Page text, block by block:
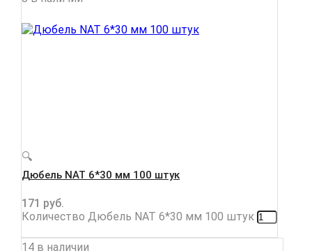
🔍
Дюбель NAT 6*30 мм 100 штук
171 руб.
Количество Дюбель NAT 6*30 мм 100 штук
14 в наличии